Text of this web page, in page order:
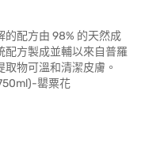
的配方由 98% 的天然成
配方製成並輔以來自普羅
物可溫和清潔皮膚。
罌粟花